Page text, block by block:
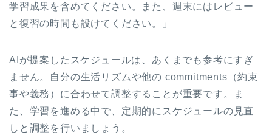
学習成果を含めてください。また、週末にはレビュー
と復習の時間も設けてください。」
AIが提案したスケジュールは、あくまでも参考にすぎ
ません。自分の生活リズムや他の commitments（約束
事や義務）に合わせて調整することが重要です。ま
た、学習を進める中で、定期的にスケジュールの見直
しと調整を行いましょう。